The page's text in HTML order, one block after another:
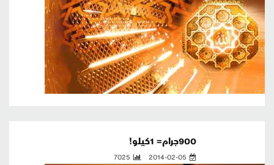
900جرام= 1كيلو!
2014-02-05
7025